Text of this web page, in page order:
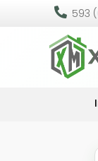
 593